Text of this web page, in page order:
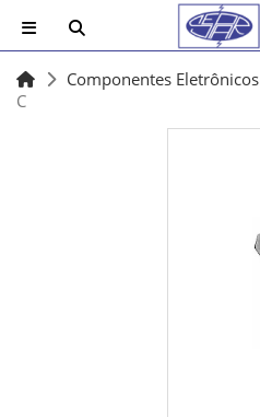
Componentes Eletrônicos
C